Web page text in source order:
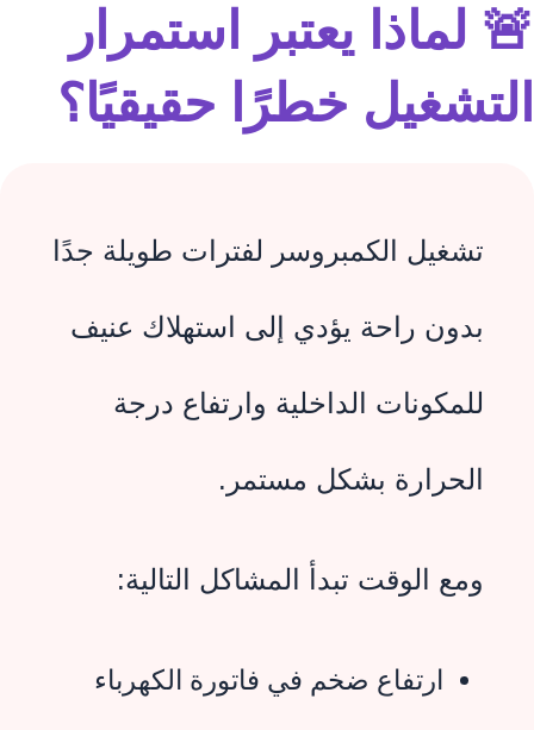
🚨 لماذا يعتبر استمرار
التشغيل خطرًا حقيقيًا؟
تشغيل الكمبروسر لفترات طويلة جدًا
بدون راحة يؤدي إلى استهلاك عنيف
للمكونات الداخلية وارتفاع درجة
الحرارة بشكل مستمر.
ومع الوقت تبدأ المشاكل التالية:
ارتفاع ضخم في فاتورة الكهرباء